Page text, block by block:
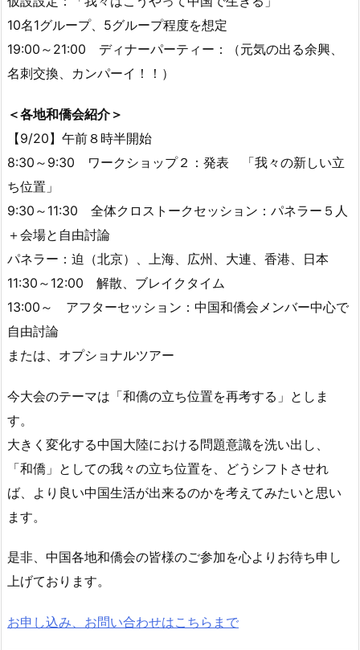
10名1グループ、5グループ程度を想定
19:00～21:00 ディナーパーティー：（元気の出る余興、
名刺交換、カンパーイ！！）
＜各地和僑会紹介＞
【9/20】午前８時半開始
8:30～9:30 ワークショップ２：発表 「我々の新しい立
ち位置」
9:30～11:30 全体クロストークセッション：パネラー５人
＋会場と自由討論
パネラー：迫（北京）、上海、広州、大連、香港、日本
11:30～12:00 解散、ブレイクタイム
13:00～ アフターセッション：中国和僑会メンバー中心で
自由討論
または、オプショナルツアー
今大会のテーマは「和僑の立ち位置を再考する」としま
す。
大きく変化する中国大陸における問題意識を洗い出し、
「和僑」としての我々の立ち位置を、どうシフトさせれ
ば、より良い中国生活が出来るのかを考えてみたいと思い
ます。
是非、中国各地和僑会の皆様のご参加を心よりお待ち申し
上げております。
お申し込み、お問い合わせはこちらまで